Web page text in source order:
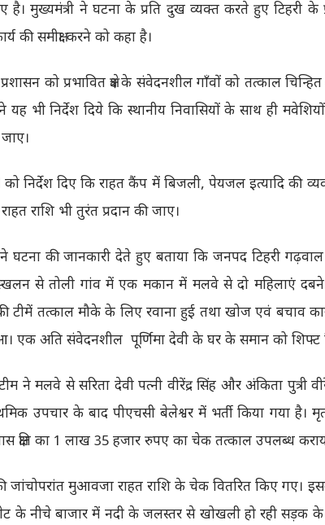
है। मुख्यमंत्री ने घटना के प्रति दुख व्यक्त करते हुए टिहरी के
की समीक्षा करने को कहा है।
को प्रभावित क्षेत्र के संवेदनशील गाँवों को तत्काल
ने यह भी निर्देश दिये कि स्थानीय निवासियों के साथ ही
को निर्देश दिए कि राहत कैंप में बिजली, पेयजल इत्यादि की
राशि भी तुरंत प्रदान की जाए।
ने घटना की जानकारी देते हुए बताया कि जनपद टिहरी
से तोली गांव में एक मकान में मलवे से दो महिलाएं दबने
टीमें तत्काल मौके के लिए रवाना हुई तथा खोज एवं बचाव
एक अति संवेदनशील पूर्णिमा देवी के घर के समान को शिफ्ट
ने मलवे से सरिता देवी पत्नी वीरेंद्र सिंह और अंकिता
उपचार के बाद पीएचसी बेलेश्वर में भर्ती किया गया
क्षति का 1 लाख 35 हजार रुपए का चेक तत्काल उपलब्ध
जांचोपरांत मुआवजा राहत राशि के चेक वितरित किए गए।
के नीचे बाजार में नदी के जलस्तर से खोखली हो रही सड़क के